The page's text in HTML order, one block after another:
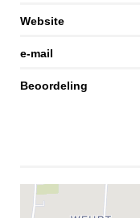
Website
e-mail
Beoordeling